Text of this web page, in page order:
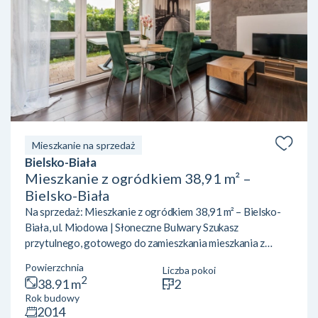
Mieszkanie na sprzedaż
Bielsko-Biała
Mieszkanie z ogródkiem 38,91 m² –
Bielsko-Biała
Na sprzedaż: Mieszkanie z ogródkiem 38,91 m² – Bielsko-
Biała, ul. Miodowa | Słoneczne Bulwary Szukasz
przytulnego, gotowego do zamieszkania mieszkania z
natury i szlaków górskich, ale z wygodnym dostępem do
infrastruktury miejskiej? Ta oferta na osiedlu Słoneczne
Bulwary (ul. Miodowa 65) jest idealna dla Ciebie!
Powierzchnia
38.91 m2
Liczba pokoi
2
Rok budowy
2014